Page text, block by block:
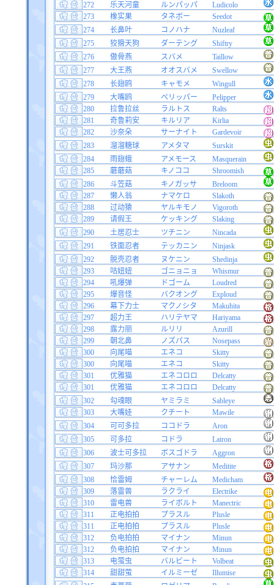
272
乐天河童 ルンパッパ
Ludicolo
273
橡实果 タネボー
Seedot
274
长鼻叶 コノハナ
Nuzleaf
275
狡猾天狗 ダーテング
Shiftry
276
傲骨燕 スバメ
Taillow
277
大王燕 オオスバメ
Swellow
278
长翅鸥 キャモメ
Wingull
279
大嘴鸥 ペリッパー
Pelipper
280
拉鲁拉丝 ラルトス
Ralts
281
奇鲁莉安 キルリア
Kirlia
282
沙奈朵 サーナイト
Gardevoir
283
溜溜糖球 アメタマ
Surskit
284
雨翅蛾 アメモース
Masquerain
285
蘑蘑菇 キノココ
Shroomish
286
斗笠菇 キノガッサ
Breloom
287
懒人翁 ナマケロ
Slakoth
288
过动猿 ヤルキモノ
Vigoroth
289
请假王 ケッキング
Slaking
290
土居忍士 ツチニン
Nincada
291
铁面忍者 テッカニン
Ninjask
292
脱壳忍者 ヌケニン
Shedinja
293
咕妞妞 ゴニョニョ
Whismur
294
吼爆弹 ドゴーム
Loudred
295
爆音怪 バクオング
Exploud
296
幕下力士 マクノシタ
Makuhita
297
超力王 ハリテヤマ
Hariyama
298
露力丽 ルリリ
Azurill
299
朝北鼻 ノズパス
Nosepass
300
向尾喵 エネコ
Skitty
300
向尾喵 エネコ
Skitty
301
优雅猫 エネコロロ
Delcatty
301
优雅猫 エネコロロ
Delcatty
302
勾魂眼 ヤミラミ
Sableye
303
大嘴娃 クチート
Mawile
304
可可多拉 ココドラ
Aron
305
可多拉 コドラ
Lairon
306
波士可多拉 ボスゴドラ
Aggron
307
玛沙那 アサナン
Meditite
308
恰雷姆 チャーレム
Medicham
309
落雷兽 ラクライ
Electrike
310
雷电兽 ライボルト
Manectric
311
正电拍拍 プラスル
Plusle
311
正电拍拍 プラスル
Plusle
312
负电拍拍 マイナン
Minun
312
负电拍拍 マイナン
Minun
313
电萤虫 バルビート
Volbeat
314
甜甜萤 イルミーゼ
Illumise